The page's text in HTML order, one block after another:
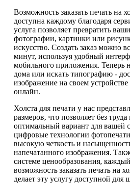
Возможность заказать печать на
доступна каждому благодаря
услуга позволяет превратить
фотографии, картинки или
искусство. Создать заказ можно
минут, используя удобный
мобильного приложения. Теперь
дома или искать типографию -
изображение на своем
онлайн.
Холста для печати у нас
размеров, что позволяет без труда
оптимальный вариант для вашей
цифровые технологии
высокую четкость и
напечатанного изображения.
системе ценообразования,
возможность заказать печать на
делает эту услугу доступной для